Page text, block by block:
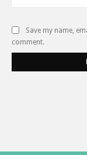
Save my name,
comment.